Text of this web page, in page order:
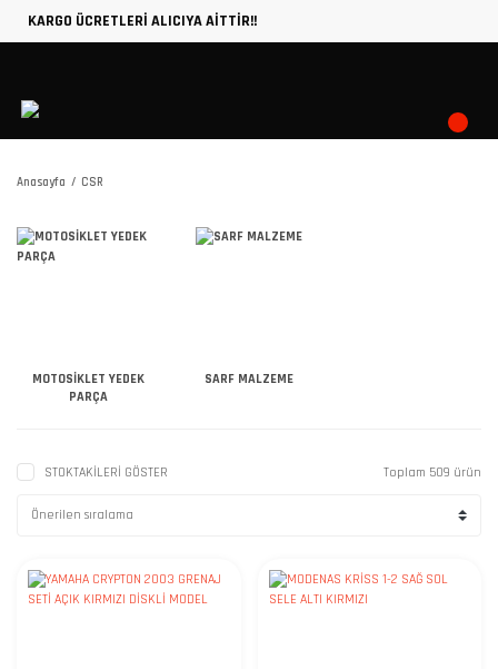
KARGO ÜCRETLERİ ALICIYA AİTTİR!!
Anasayfa CSR
MOTOSİKLET YEDEK
PARÇA
SARF MALZEME
STOKTAKİLERİ GÖSTER Toplam 509 ürün